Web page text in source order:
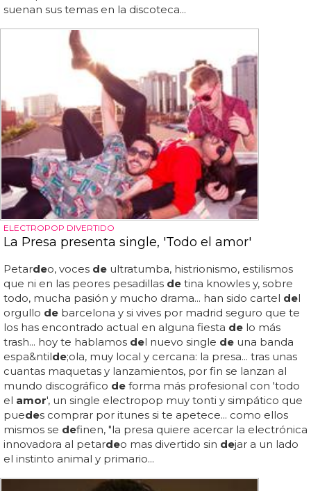
suenan sus temas en la discoteca...
ELECTROPOP DIVERTIDO
La Presa presenta single, 'Todo el amor'
Petardeo, voces de ultratumba, histrionismo, estilismos
que ni en las peores pesadillas de tina knowles y, sobre
todo, mucha pasión y mucho drama... han sido cartel del
orgullo de barcelona y si vives por madrid seguro que te
los has encontrado actual en alguna fiesta de lo más
trash... hoy te hablamos del nuevo single de una banda
espa&ntilde;ola, muy local y cercana: la presa... tras unas
cuantas maquetas y lanzamientos, por fin se lanzan al
mundo discográfico de forma más profesional con 'todo
el amor', un single electropop muy tonti y simpático que
puedes comprar por itunes si te apetece... como ellos
mismos se definen, "la presa quiere acercar la electrónica
innovadora al petardeo mas divertido sin dejar a un lado
el instinto animal y primario...